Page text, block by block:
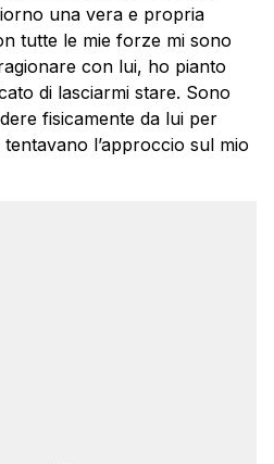
una vera e propria
tutte le mie forze mi sono
con lui, ho pianto
di lasciarmi stare. Sono
fisicamente da lui per
l’approccio sul mio